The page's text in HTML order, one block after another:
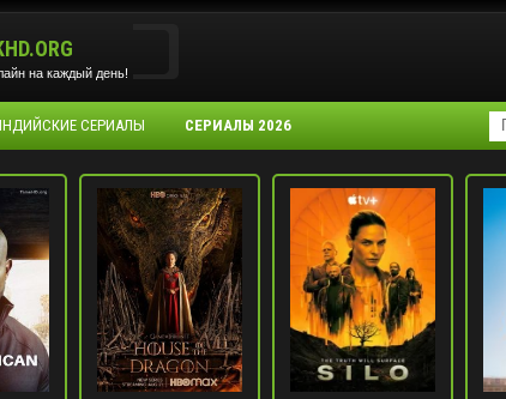
на каждый день!
СЕРИАЛЫ СЕРИАЛЫ 2026